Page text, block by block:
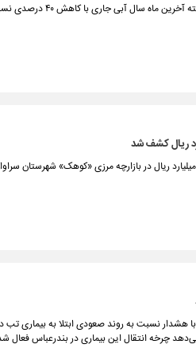
میزان بارش های کشور در
هشدار نسبت به روند صعودی ابتلا به بیماری تب
چرخه انتقال این بیماری در بندرعباس فعال